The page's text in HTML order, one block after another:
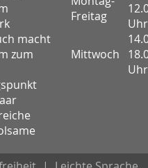
macht
zum
Freitag
Uhr
Mittwoch
Uhr